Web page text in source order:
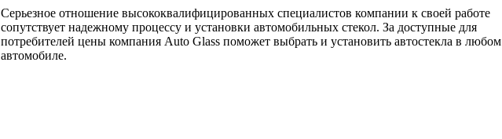
Серьезное отношение высококвалифицированных специалистов компании к своей работе
сопутствует надежному процессу и установки автомобильных стекол. За доступные для
потребителей цены компания Auto Glass поможет выбрать и установить автостекла в любом
автомобиле.